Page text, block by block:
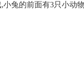
小兔的前面有3只小动